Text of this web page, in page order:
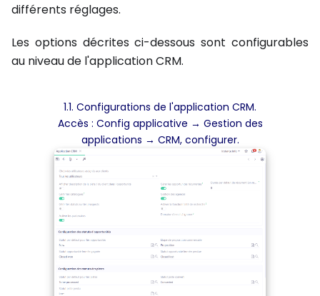
différents réglages.
Les options décrites ci-dessous sont configurables
au niveau de l'application CRM.
1.1. Configurations de l'application CRM.
Accès : Config applicative → Gestion des
applications → CRM, configurer.